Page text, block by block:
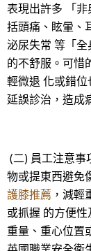
表現出許多 「
括頭痛、眩暈、
泌尿失常 等「全
的不舒服。可惜
輕微退 化或錯
延誤診治，造成
(二) 員工注意事
物或提東西避免
護膝推薦 ，減
或抓握 的方便
重量、重心位置